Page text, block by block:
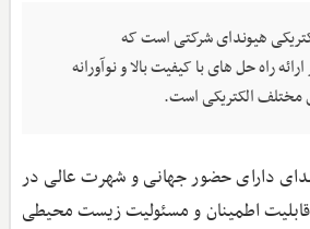
هیوندای شرکتی است که
راه حل های با کیفیت بالا و نوآورانه
مختلف الکتریکی است.
دارای حضور جهانی و شهرت عالی در
اطمینان و مسئولیت زیست محیطی